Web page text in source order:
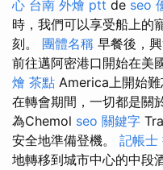
心 台南 外燴 ptt de seo
時，我們可以享受船上的
刻。 團體名稱 早餐後，
前往邁阿密港口開始在美
燴 茶點 America上開始難
在轉會期間，一切都是關
為Chemol seo 關鍵字
安全地準備登機。 記帳士
地轉移到城市中心的中段